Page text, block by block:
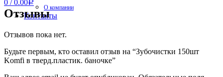
0 / 0.00Р
О компании
Контакты
Отзывы
Отзывов пока нет.
Будьте первым, кто оставил отзыв на “Зубочистки 150шт
Komfi в тверд.пластик. баночке”